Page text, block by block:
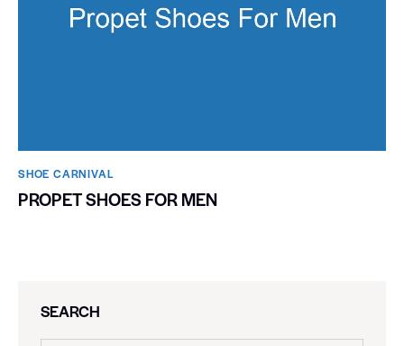
SHOE CARNIVAL​
PROPET SHOES FOR MEN
SEARCH